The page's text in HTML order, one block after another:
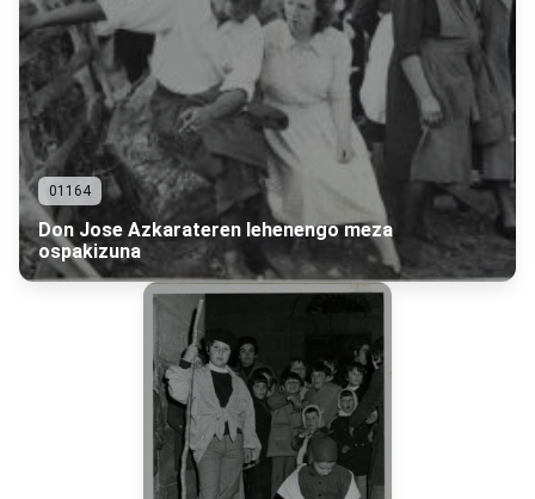
01164
Don Jose Azkarateren lehenengo meza
ospakizuna